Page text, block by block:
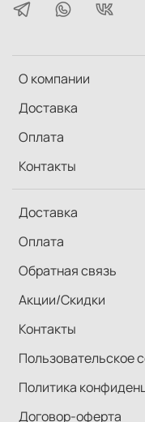
О компании
Доставка
Оплата
Контакты
Доставка
Оплата
Обратная связь
Акции/Скидки
Контакты
Пользовательское
Политика
Договор-оферта